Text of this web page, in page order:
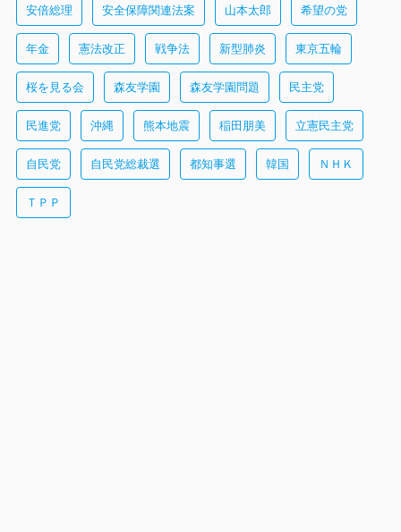
安倍総理 安全保障関連法案 山本太郎 希望の党
年金 憲法改正 戦争法 新型肺炎 東京五輪
桜を見る会 森友学園 森友学園問題 民主党
民進党 沖縄 熊本地震 稲田朋美 立憲民主党
自民党 自民党総裁選 都知事選 韓国 ＮＨＫ
ＴＰＰ